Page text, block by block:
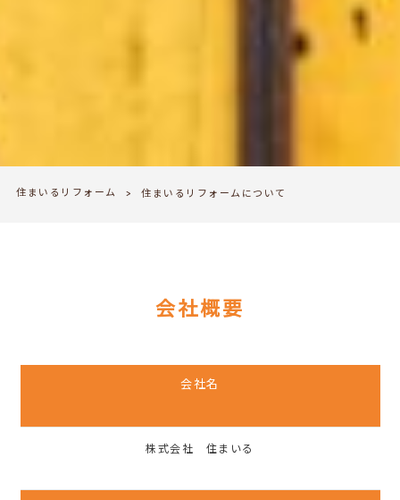
住まいるリフォーム > 住まいるリフォームについて
会社概要
会社名
株式会社 住まいる